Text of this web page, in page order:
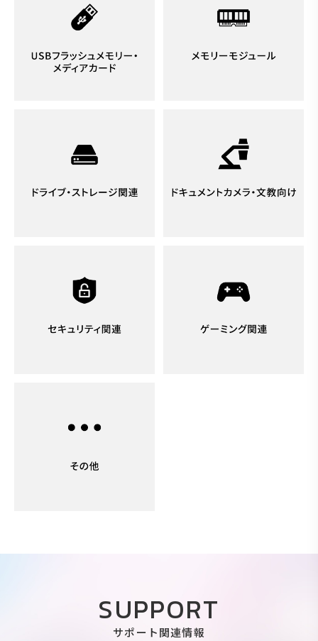
SUPPORT
サポート関連情報